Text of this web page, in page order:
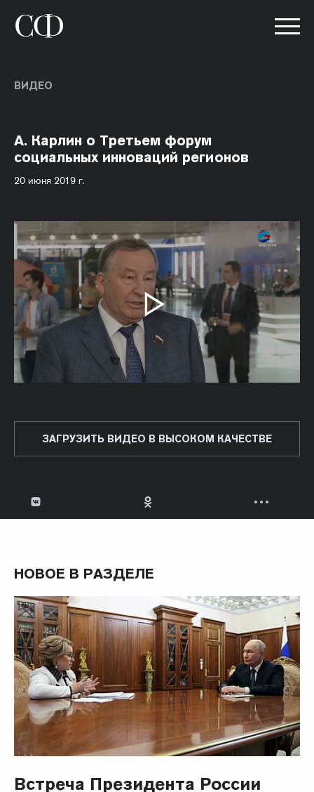
ВИДЕО
А. Карлин о Третьем форум
социальных инноваций регионов
20 июня 2019 г.
ЗАГРУЗИТЬ ВИДЕО В ВЫСОКОМ КАЧЕСТВЕ
НОВОЕ В РАЗДЕЛЕ
Встреча Президента России